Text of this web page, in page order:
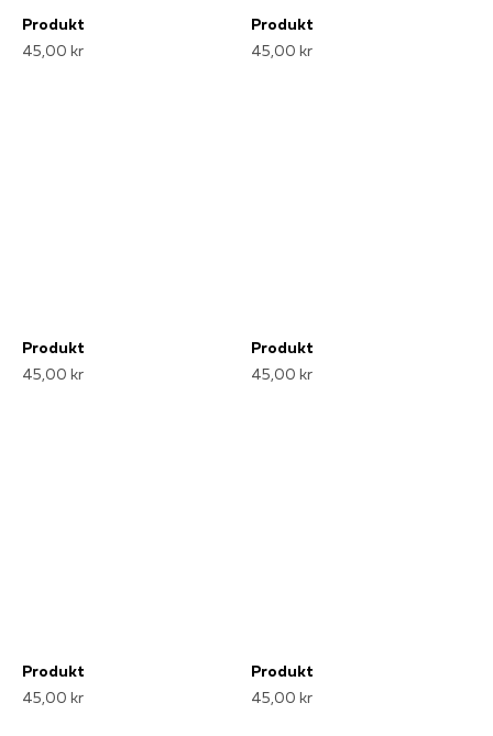
Produkt
45,00 kr
Produkt
45,00 kr
Produkt
45,00 kr
Produkt
45,00 kr
Produkt
45,00 kr
Produkt
45,00 kr